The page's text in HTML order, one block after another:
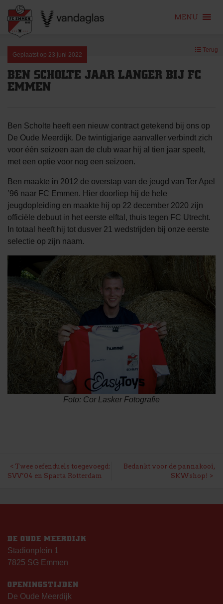
content
MENU
Geplaatst op 23 juni 2022
Terug
BEN SCHOLTE JAAR LANGER BIJ FC
EMMEN
Ben Scholte heeft een nieuw contract getekend bij ons op
De Oude Meerdijk. De twintigjarige aanvaller verbindt zich
voor één seizoen aan de club waar hij al tien jaar speelt,
met een optie voor nog een seizoen.
Ben maakte in 2012 de overstap van de jeugd van Ter Apel
’96 naar FC Emmen. Hier doorliep hij de hele
jeugdopleiding en maakte hij op 22 december 2020 zijn
officiële debuut in het eerste elftal, thuis tegen FC Utrecht.
In totaal heeft hij tot dusver 21 wedstrijden bij onze eerste
selectie op zijn naam.
Foto: Cor Lasker Fotografie
BERICHT
Twee oefenduels toegevoegd:
SVV’04 en Sparta Rotterdam
Bedankt voor de pannakooi,
SKWshop!
DE OUDE MEERDIJK
Stadionplein 1
7825 SG Emmen
OPENINGSTIJDEN
De Oude Meerdijk